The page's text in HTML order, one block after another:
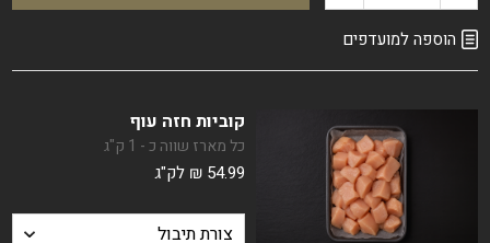
של
פרימיום
הוספה למועדפים
קוביות חזה עוף
כל מארז שווה כ - 1 ק"ג
₪ 54.99 לק"ג